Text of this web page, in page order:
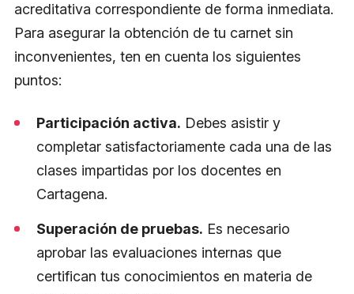
acreditativa correspondiente de forma inmediata.
Para asegurar la obtención de tu carnet sin
inconvenientes, ten en cuenta los siguientes
puntos:
Participación activa. Debes asistir y
completar satisfactoriamente cada una de las
clases impartidas por los docentes en
Cartagena.
Superación de pruebas. Es necesario
aprobar las evaluaciones internas que
certifican tus conocimientos en materia de